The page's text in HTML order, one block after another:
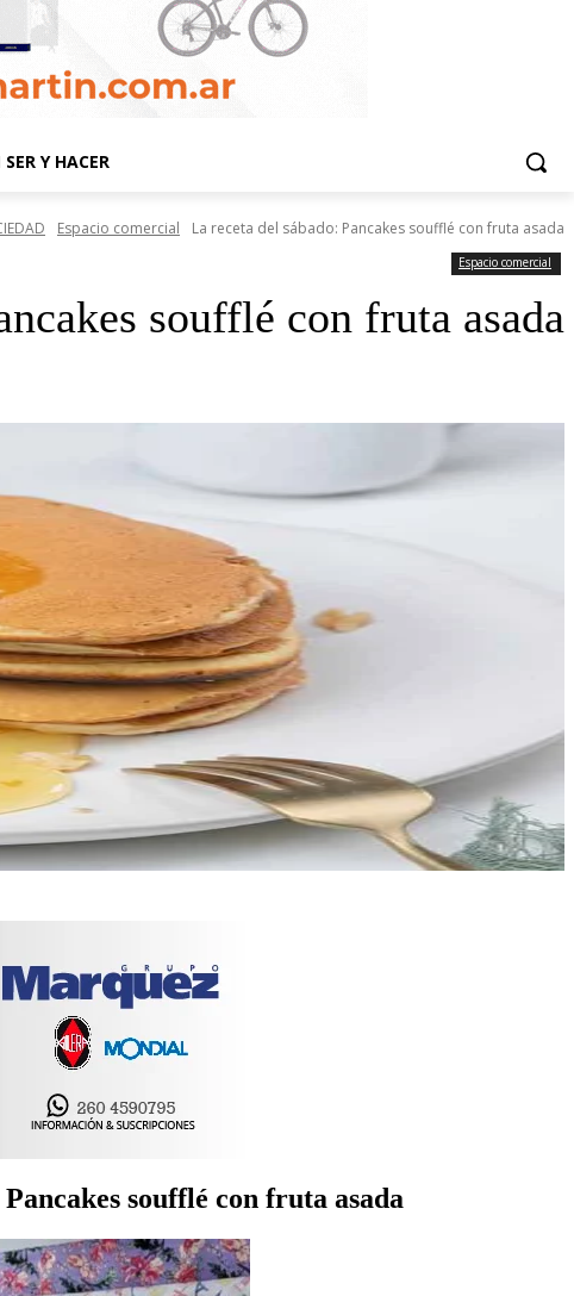
Y HACER
Espacio comercial La receta del sábado: Pancakes soufflé con fruta asada
Espacio comercial
soufflé con fruta asada
soufflé con fruta asada